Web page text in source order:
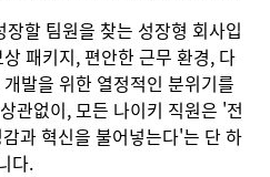
할 팀원을 찾는 성장형 회사입
패키지, 편안한 근무 환경, 다
발을 위한 열정적인 분위기를
관없이, 모든 나이키 직원은 '전
과 혁신을 불어넣는다'는 단 하
다.